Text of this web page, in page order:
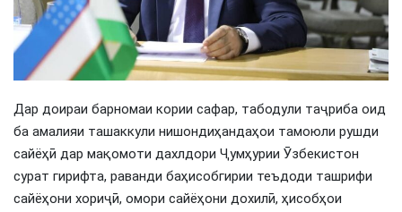
Дар доираи барномаи кории сафар, табодули таҷриба оид
ба амалияи ташаккули нишондиҳандаҳои тамоюли рушди
сайёҳӣ дар мақомоти дахлдори Ҷумҳурии Ӯзбекистон
сурат гирифта, раванди баҳисобгирии теъдоди ташрифи
сайёҳони хориҷӣ, омори сайёҳони дохилӣ, ҳисобҳои